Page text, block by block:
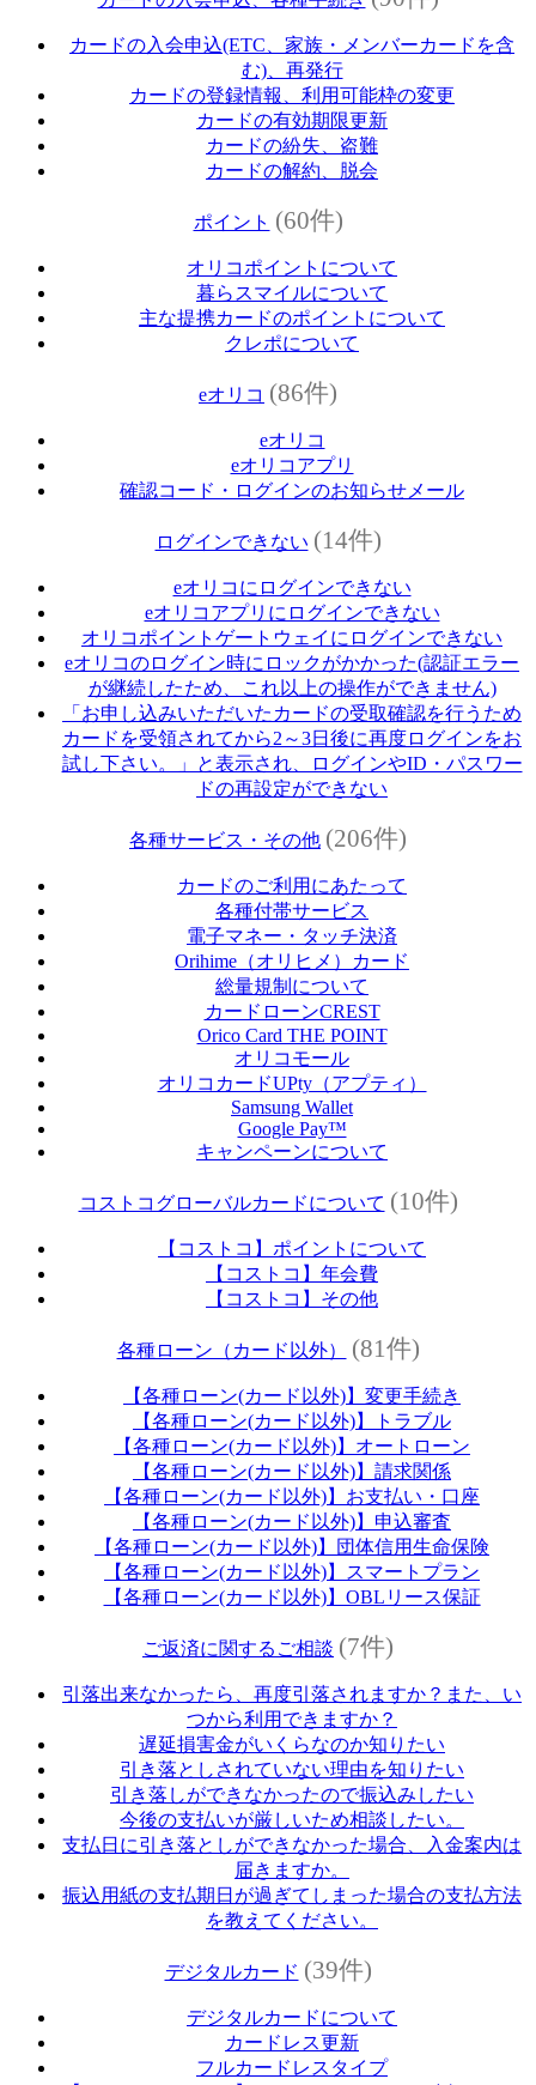
カードの入会申込(ETC、家族・メンバーカードを含
む)、再発行
カードの登録情報、利用可能枠の変更
カードの有効期限更新
カードの紛失、盗難
カードの解約、脱会
ポイント (60件)
オリコポイントについて
暮らスマイルについて
主な提携カードのポイントについて
クレポについて
eオリコ (86件)
eオリコ
eオリコアプリ
確認コード・ログインのお知らせメール
ログインできない (14件)
eオリコにログインできない
eオリコアプリにログインできない
オリコポイントゲートウェイにログインできない
eオリコのログイン時にロックがかかった(認証エラー
が継続したため、これ以上の操作ができません)
「お申し込みいただいたカードの受取確認を行うため
カードを受領されてから2～3日後に再度ログインをお
試し下さい。」と表示され、ログインやID・パスワー
ドの再設定ができない
各種サービス・その他 (206件)
カードのご利用にあたって
各種付帯サービス
電子マネー・タッチ決済
Orihime（オリヒメ）カード
総量規制について
カードローンCREST
Orico Card THE POINT
オリコモール
オリコカードUPty（アプティ）
Samsung Wallet
Google Pay™
キャンペーンについて
コストコグローバルカードについて (10件)
【コストコ】ポイントについて
【コストコ】年会費
【コストコ】その他
各種ローン（カード以外） (81件)
【各種ローン(カード以外)】変更手続き
【各種ローン(カード以外)】トラブル
【各種ローン(カード以外)】オートローン
【各種ローン(カード以外)】請求関係
【各種ローン(カード以外)】お支払い・口座
【各種ローン(カード以外)】申込審査
【各種ローン(カード以外)】団体信用生命保険
【各種ローン(カード以外)】スマートプラン
【各種ローン(カード以外)】OBLリース保証
ご返済に関するご相談 (7件)
引落出来なかったら、再度引落されますか？また、い
つから利用できますか？
遅延損害金がいくらなのか知りたい
引き落としされていない理由を知りたい
引き落しができなかったので振込みしたい
今後の支払いが厳しいため相談したい。
支払日に引き落としができなかった場合、入金案内は
届きますか。
振込用紙の支払期日が過ぎてしまった場合の支払方法
を教えてください。
デジタルカード (39件)
デジタルカードについて
カードレス更新
フルカードレスタイプ